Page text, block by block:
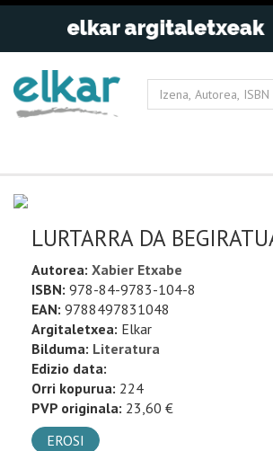
LURTARRA DA
Autorea: Xabier Etxabe
ISBN: 978-84-9783-104-8
EAN: 9788497831048
Argitaletxea: Elkar
Bilduma: Literatura
Edizio data:
Orri kopurua: 224
PVP originala: 23,60 €
EROSI